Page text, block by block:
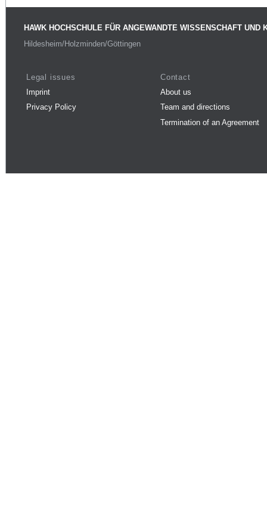
HAWK HOCHSCHULE FÜR ANGEWANDTE WISSENSCHAFT UND
Hildesheim/Holzminden/Göttingen
Legal issues
Imprint
Privacy Policy
Contact
About us
Team and directions
Termination of an Agreement